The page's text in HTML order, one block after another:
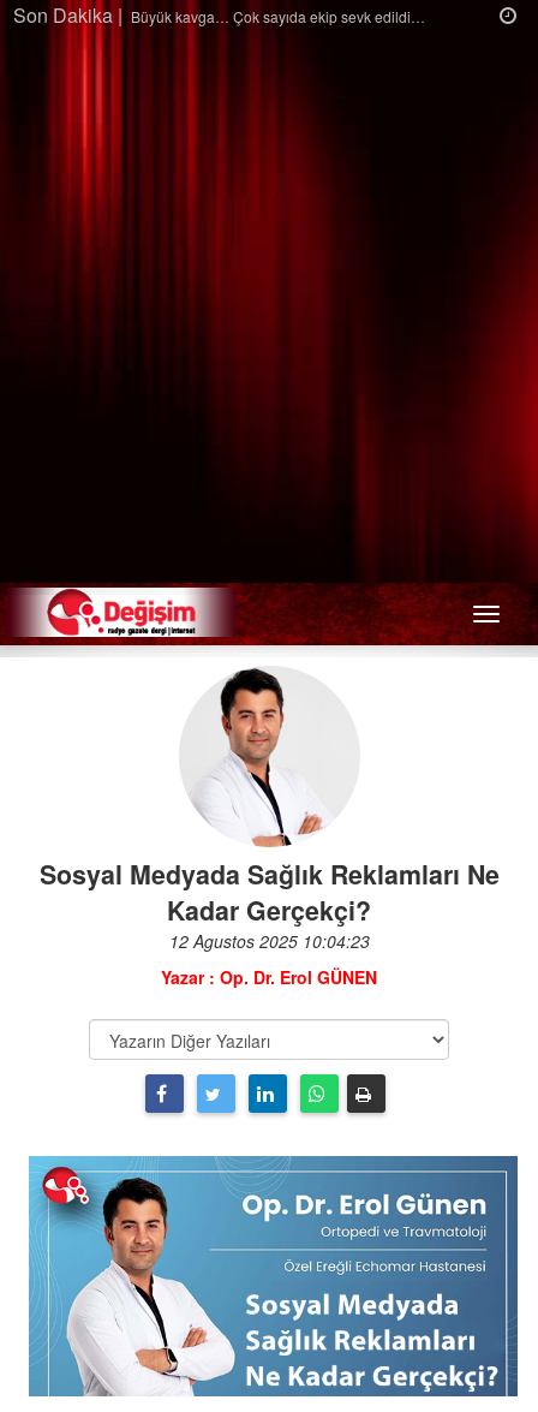
Son Dakika |Ağaçtan düştü…
Menü
Sosyal Medyada Sağlık Reklamları Ne
Kadar Gerçekçi?
12 Agustos 2025 10:04:23
Yazar : Op. Dr. Erol GÜNEN